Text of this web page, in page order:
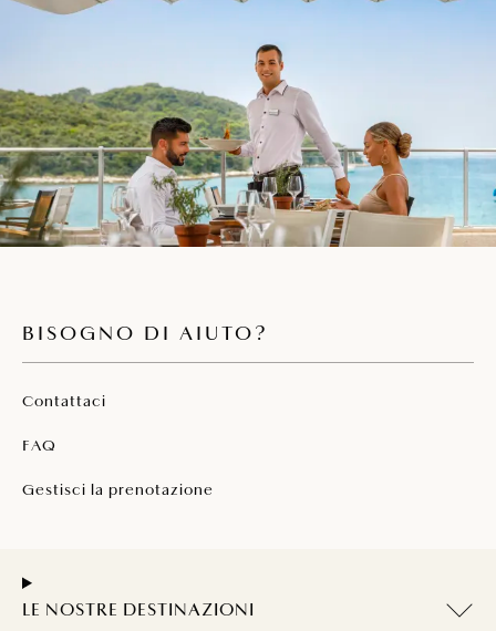
BISOGNO DI AIUTO?
Contattaci
FAQ
Gestisci la prenotazione
LE NOSTRE DESTINAZIONI